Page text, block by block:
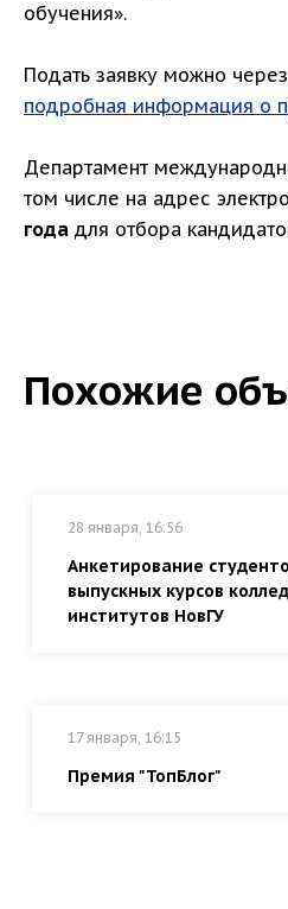
обучения».
Подать заявку можно
подробная информация о
Департамент
том числе на адрес
года для отбора
Похожие
28 января, 16:56
Анкетирование
выпускных курсов
институтов НовГУ
17 января, 16:15
Премия "ТопБлог"